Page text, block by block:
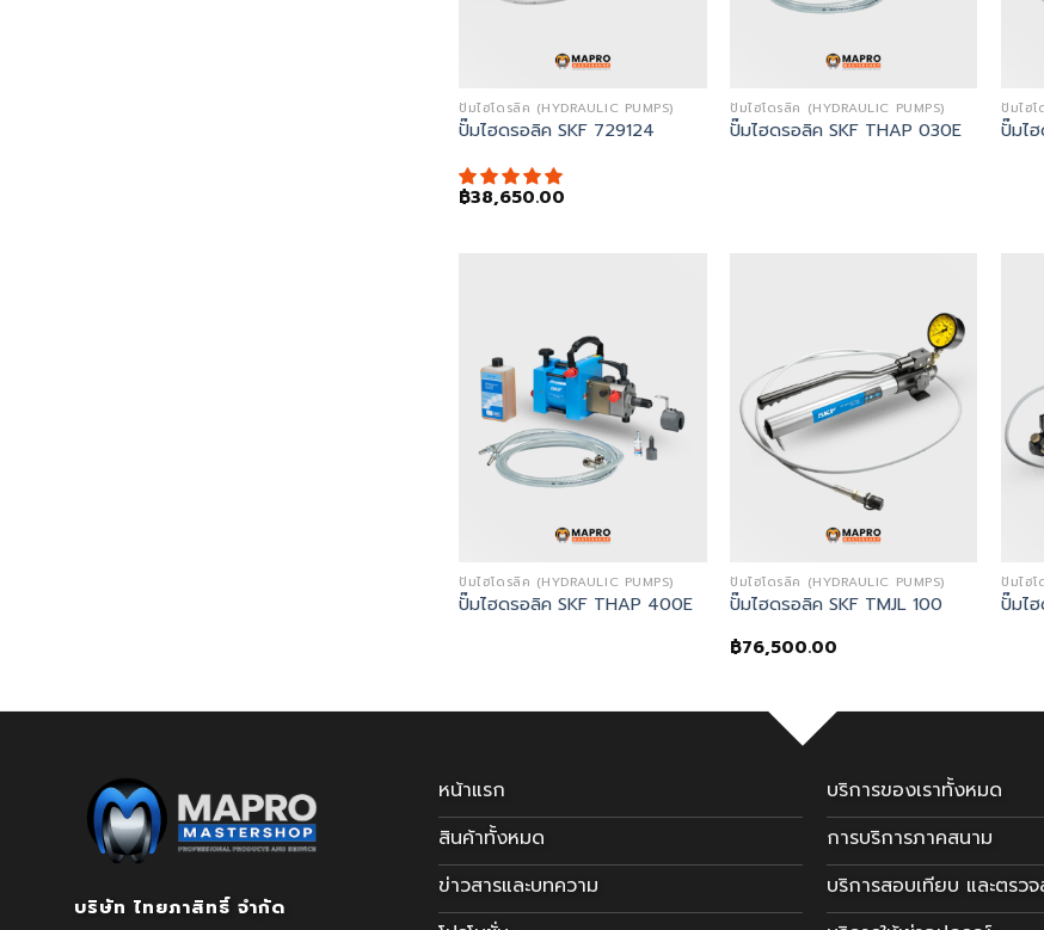
ปั๊มไฮโดรลิค (HYDRAULIC PUMPS)
ปั๊มไฮดรอลิค SKF 729124
฿38,650.00
ปั๊มไฮโดรลิค (HYDRAULIC PUMPS)
ปั๊มไฮดรอลิค SKF THAP 030E
ปั๊มไฮโ
ปั๊มไ
ปั๊มไฮโดรลิค (HYDRAULIC PUMPS)
ปั๊มไฮดรอลิค SKF THAP 400E
ปั๊มไฮโดรลิค (HYDRAULIC PUMPS)
ปั๊มไฮดรอลิค SKF TMJL 100
฿76,500.00
ปั๊มไฮโ
ปั๊มไ
บริษัท ไทยภาสิทธิ์ จำกัด
หน้าแรก
สินค้าทั้งหมด
ข่าวสารและบทความ
บริการของเราทั้งหมด
การบริการภาคสนาม
บริการสอบเทียบ และตรว